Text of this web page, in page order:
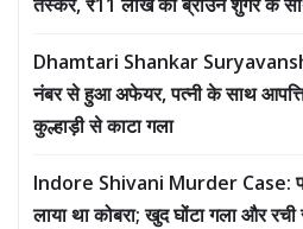
Dhamtari Shankar
नंबर से हुआ अफेयर, पत्नी के साथ
कुल्हाड़ी से काटा गला
Indore Shivani Murder Case:
लाया था कोबरा; खुद घोंटा गला और